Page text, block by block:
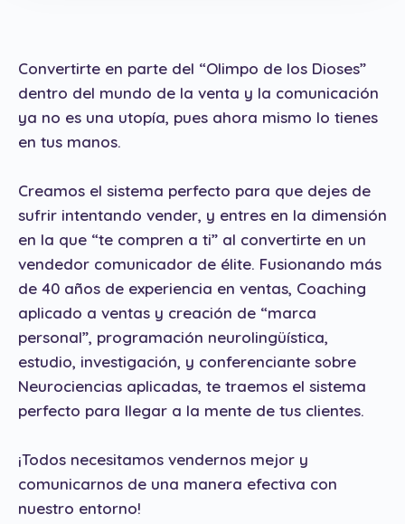
Convertirte en parte del “Olimpo de los Dioses”
dentro del mundo de la venta y la comunicación
ya no es una utopía, pues ahora mismo lo tienes
en tus manos.
Creamos el sistema perfecto para que dejes de
sufrir intentando vender, y entres en la dimensión
en la que “te compren a ti” al convertirte en un
vendedor comunicador de élite. Fusionando más
de 40 años de experiencia en ventas, Coaching
aplicado a ventas y creación de “marca
personal”, programación neurolingüística,
estudio, investigación, y conferenciante sobre
Neurociencias aplicadas, te traemos el sistema
perfecto para llegar a la mente de tus clientes.
¡Todos necesitamos vendernos mejor y
comunicarnos de una manera efectiva con
nuestro entorno!